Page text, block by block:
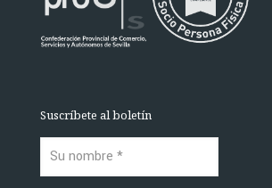
Suscríbete al boletín